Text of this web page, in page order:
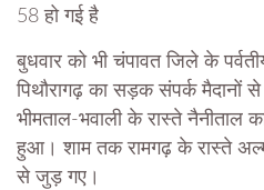
58 हो गई है
बुधवार को भी चंपावत जिले के
पिथौरागढ़ का सड़क संपर्क मैदानों
भीमताल-भवाली के रास्ते नैनीताल
हुआ। शाम तक रामगढ़ के रास्ते
से जुड़ गए।